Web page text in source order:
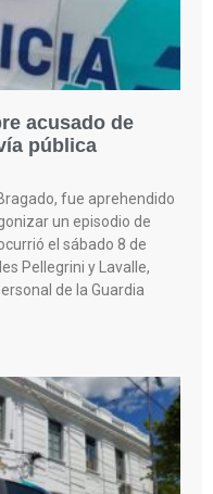
acusado de
pública
fue aprehendido
un episodio de
el sábado 8 de
Pellegrini y Lavalle,
de la Guardia